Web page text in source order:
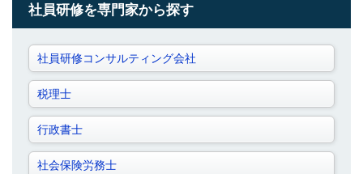
社員研修を専門家から探す
社員研修コンサルティング会社
税理士
行政書士
社会保険労務士